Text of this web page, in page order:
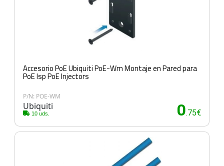
Accesorio PoE Ubiquiti PoE-Wm Montaje en Pared para
PoE Isp PoE Injectors
P/N: POE-WM
Ubiquiti
10 uds. 0.75€